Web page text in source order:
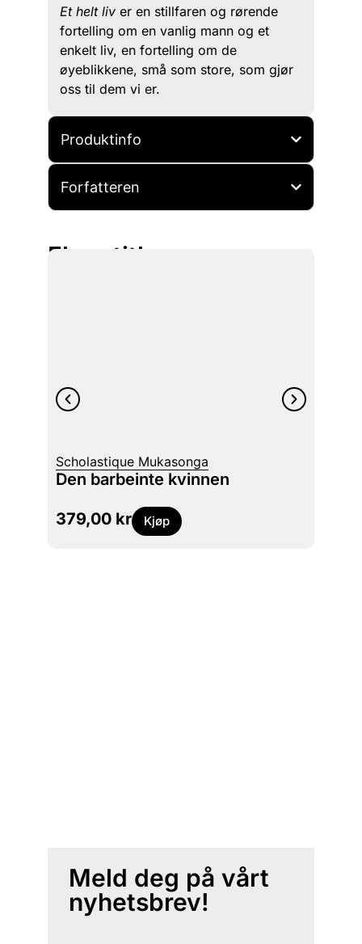
Et helt liv er en stillfaren og rørende
fortelling om en vanlig mann og et
enkelt liv, en fortelling om de
øyeblikkene, små som store, som gjør
oss til dem vi er.
Produktinfo
Forfatteren
Flere titler
Scholastique Mukasonga
Den barbeinte kvinnen
379,00 kr Kjøp
Meld deg på vårt
nyhetsbrev!